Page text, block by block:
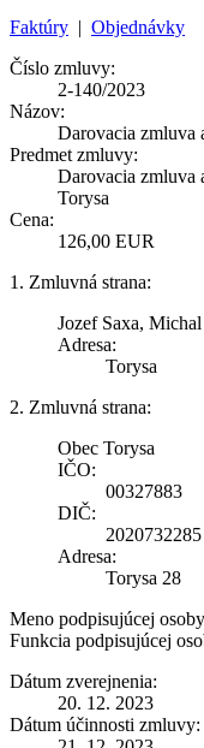
Faktúry | Objednávky
Číslo zmluvy:
2-140/2023
Názov:
Darovacia zmluva
Predmet zmluvy:
Darovacia zmluva
Torysa
Cena:
126,00 EUR
1. Zmluvná strana:
Jozef Saxa,
Adresa:
Torysa
2. Zmluvná strana:
Obec Torysa
IČO:
00327883
DIČ:
2020732285
Adresa:
Torysa 28
Meno podpisujúcej
Funkcia podpisujúcej
Dátum zverejnenia:
20. 12. 2023
Dátum účinnosti zmluvy: